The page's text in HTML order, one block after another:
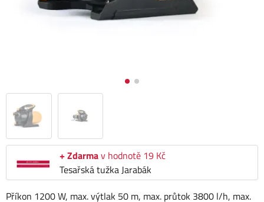
+ Zdarmav hodnotě 19 Kč
Tesařská tužka Jarabák
Příkon 1200 W, max. výtlak 50 m, max. průtok 3800 l/h, max.